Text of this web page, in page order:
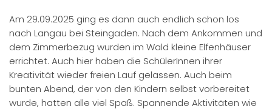
Am 29.09.2025 ging es dann auch endlich schon los
nach Langau bei Steingaden. Nach dem Ankommen und
dem Zimmerbezug wurden im Wald kleine Elfenhäuser
errichtet. Auch hier haben die SchülerInnen ihrer
Kreativität wieder freien Lauf gelassen. Auch beim
bunten Abend, der von den Kindern selbst vorbereitet
wurde, hatten alle viel Spaß. Spannende Aktivitäten wie